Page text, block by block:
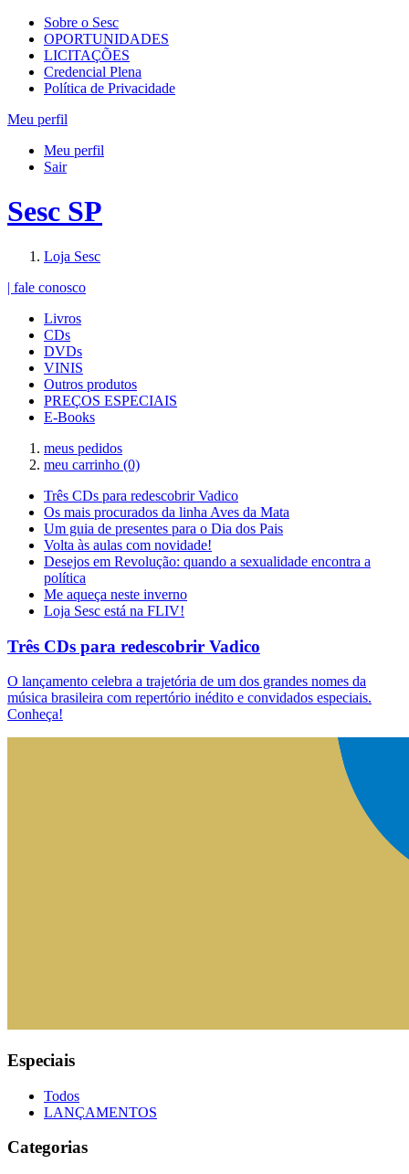
Sobre o Sesc
OPORTUNIDADES
LICITAÇÕES
Credencial Plena
Política de Privacidade
Meu perfil
Meu perfil
Sair
Sesc SP
Loja Sesc
| fale conosco
Livros
CDs
DVDs
VINIS
Outros produtos
PREÇOS ESPECIAIS
E-Books
meus pedidos
meu carrinho (0)
Três CDs para redescobrir Vadico
Os mais procurados da linha Aves da Mata
Um guia de presentes para o Dia dos Pais
Volta às aulas com novidade!
Desejos em Revolução: quando a sexualidade encontra a
política
Me aqueça neste inverno
Loja Sesc está na FLIV!
Três CDs para redescobrir Vadico
O lançamento celebra a trajetória de um dos grandes nomes da
música brasileira com repertório inédito e convidados especiais.
Conheça!
Especiais
Todos
LANÇAMENTOS
Categorias